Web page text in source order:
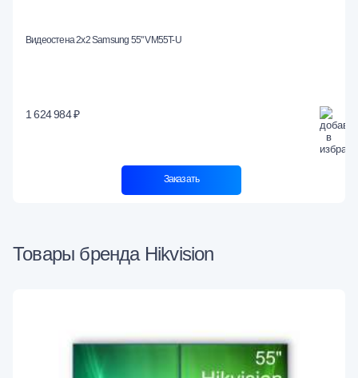
Видеостена 2x2 Samsung 55" VM55T-U
1 624 984 ₽
Заказать
Товары бренда Hikvision